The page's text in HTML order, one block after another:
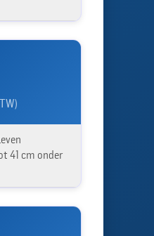
41 cm onder